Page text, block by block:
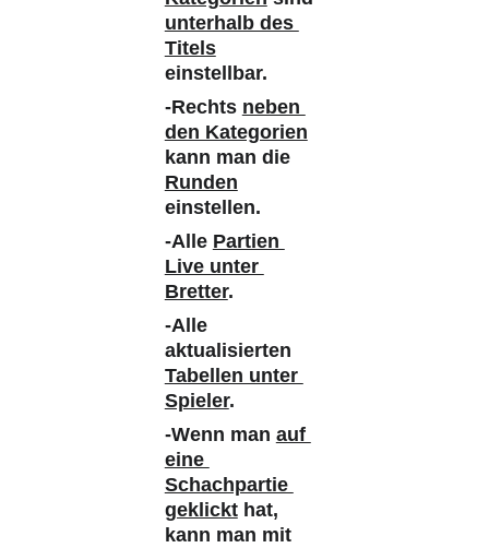
unterhalb des
Titels
einstellbar.
-Rechts neben
den Kategorien
kann man die
Runden
einstellen.
-Alle Partien
Live unter
Bretter.
-Alle
aktualisierten
Tabellen unter
Spieler.
-Wenn man auf
eine
Schachpartie
geklickt hat,
kann man mit